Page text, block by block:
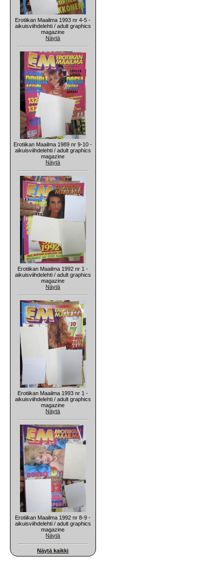
Erotiikan Maailma 1993 nr 4-5 -
aikuisviihdelehti / adult graphics
magazine
Näytä
Erotiikan Maailma 1989 nr 9-10 -
aikuisviihdelehti / adult graphics
magazine
Näytä
Erotiikan Maailma 1992 nr 1 -
aikuisviihdelehti / adult graphics
magazine
Näytä
Erotiikan Maailma 1993 nr 1 -
aikuisviihdelehti / adult graphics
magazine
Näytä
Erotiikan Maailma 1992 nr 8-9 -
aikuisviihdelehti / adult graphics
magazine
Näytä
Näytä kaikki